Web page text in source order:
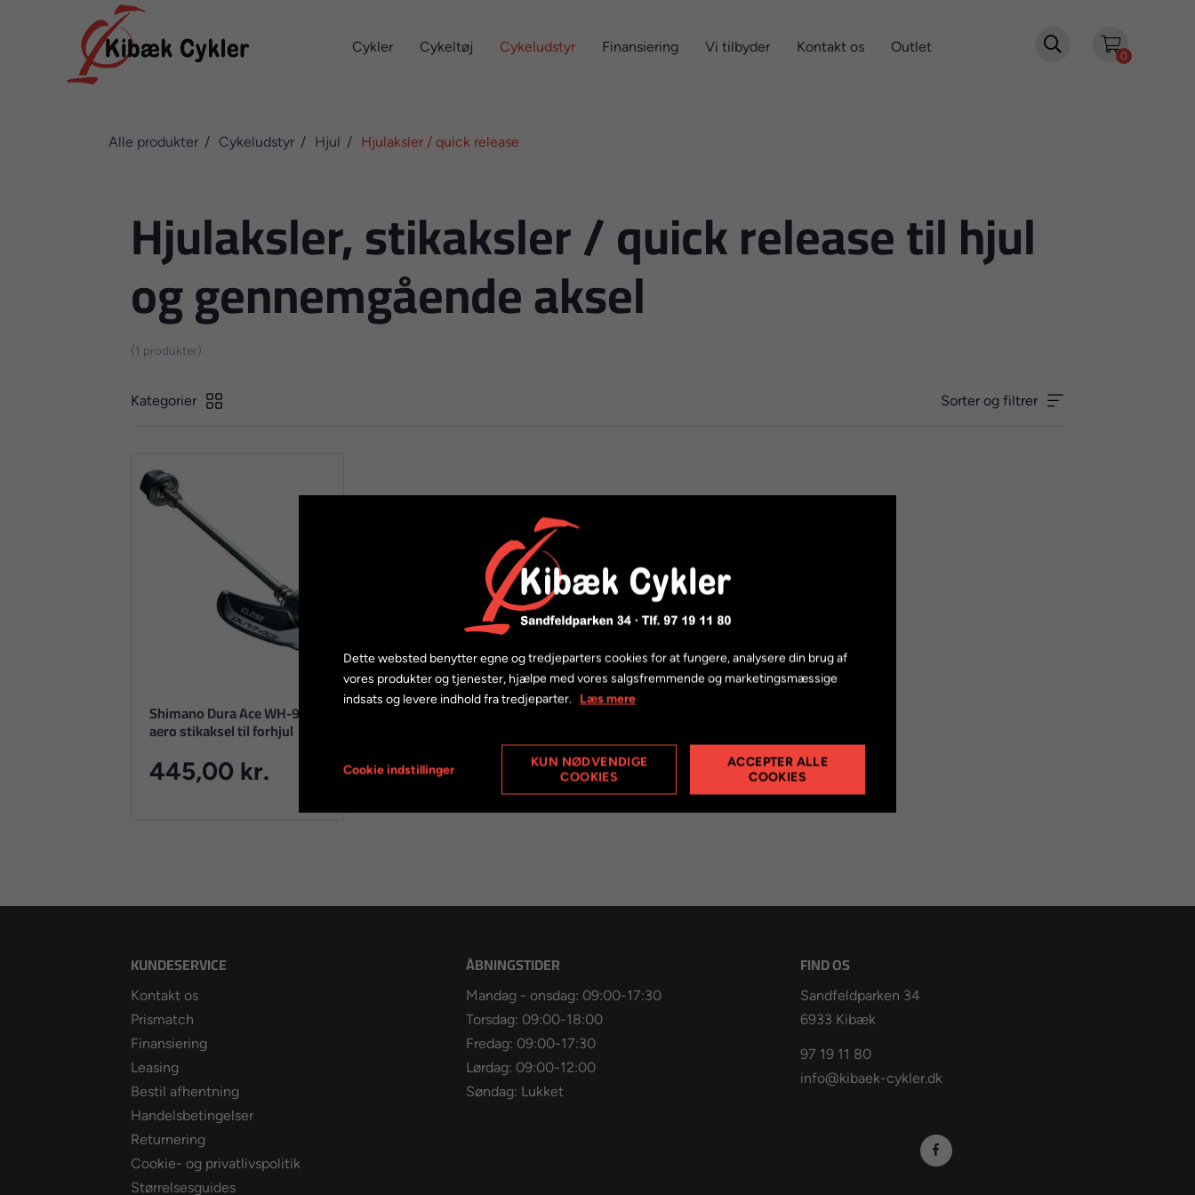
Cykler Cykeltøj Cykeludstyr Finansiering Vi tilbyder Kontakt os Outlet 
0
Alle produkter Cykeludstyr Hjul Hjulaksler / quick release
Hjulaksler, stikaksler / quick release til hjul
og gennemgående aksel
(1 produkter)
Kategorier Sorter og filtrer
Shimano Dura Ace WH-9000
aero stikaksel til forhjul
445,00 kr.
KUNDESERVICE
Kontakt os
Prismatch
Finansiering
Leasing
Bestil afhentning
Handelsbetingelser
Returnering
Cookie- og privatlivspolitik
Størrelsesguides
ÅBNINGSTIDER
Mandag - onsdag: 09:00-17:30
Torsdag: 09:00-18:00
Fredag: 09:00-17:30
Lørdag: 09:00-12:00
Søndag: Lukket
FIND OS
Sandfeldparken 34
6933 Kibæk
97 19 11 80
info@kibaek-cykler.dk
Dette websted benytter egne og tredjeparters cookies for at fungere, analysere din brug af
vores produkter og tjenester, hjælpe med vores salgsfremmende og marketingsmæssige
indsats og levere indhold fra tredjeparter. Læs mere
Cookie indstillinger
KUN NØDVENDIGE
COOKIES
ACCEPTER ALLE
COOKIES